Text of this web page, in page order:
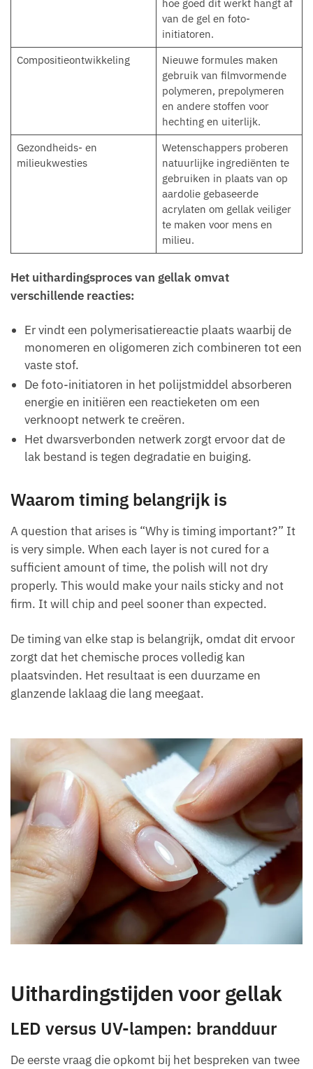
hoe goed dit werkt hangt af
van de gel en foto-
initiatoren.
Compositieontwikkeling
Nieuwe formules maken
gebruik van filmvormende
polymeren, prepolymeren
en andere stoffen voor
hechting en uiterlijk.
Gezondheids- en
milieukwesties
Wetenschappers proberen
natuurlijke ingrediënten te
gebruiken in plaats van op
aardolie gebaseerde
acrylaten om gellak veiliger
te maken voor mens en
milieu.
Het uithardingsproces van gellak omvat
verschillende reacties:
Er vindt een polymerisatiereactie plaats waarbij de
monomeren en oligomeren zich combineren tot een
vaste stof.
De foto-initiatoren in het polijstmiddel absorberen
energie en initiëren een reactieketen om een
verknoopt netwerk te creëren.
Het dwarsverbonden netwerk zorgt ervoor dat de
lak bestand is tegen degradatie en buiging.
Waarom timing belangrijk is
A question that arises is “Why is timing important?” It
is very simple. When each layer is not cured for a
sufficient amount of time, the polish will not dry
properly. This would make your nails sticky and not
firm. It will chip and peel sooner than expected.
De timing van elke stap is belangrijk, omdat dit ervoor
zorgt dat het chemische proces volledig kan
plaatsvinden. Het resultaat is een duurzame en
glanzende laklaag die lang meegaat.
Uithardingstijden voor gellak
LED versus UV-lampen: brandduur
De eerste vraag die opkomt bij het bespreken van twee